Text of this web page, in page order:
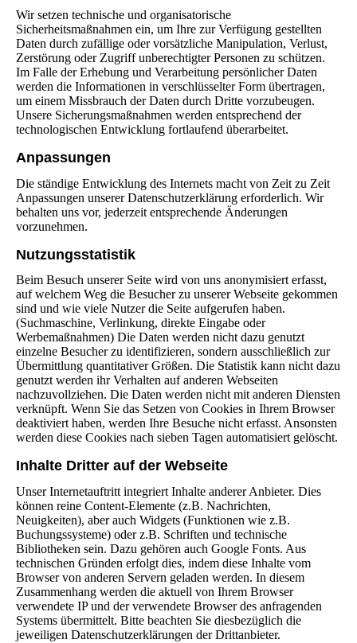
Wir setzen technische und organisatorische
Sicherheitsmaßnahmen ein, um Ihre zur Verfügung gestellten
Daten durch zufällige oder vorsätzliche Manipulation, Verlust,
Zerstörung oder Zugriff unberechtigter Personen zu schützen.
Im Falle der Erhebung und Verarbeitung persönlicher Daten
werden die Informationen in verschlüsselter Form übertragen,
um einem Missbrauch der Daten durch Dritte vorzubeugen.
Unsere Sicherungsmaßnahmen werden entsprechend der
technologischen Entwicklung fortlaufend überarbeitet.
Anpassungen
Die ständige Entwicklung des Internets macht von Zeit zu Zeit
Anpassungen unserer Datenschutzerklärung erforderlich. Wir
behalten uns vor, jederzeit entsprechende Änderungen
vorzunehmen.
Nutzungsstatistik
Beim Besuch unserer Seite wird von uns anonymisiert erfasst,
auf welchem Weg die Besucher zu unserer Webseite gekommen
sind und wie viele Nutzer die Seite aufgerufen haben.
(Suchmaschine, Verlinkung, direkte Eingabe oder
Werbemaßnahmen) Die Daten werden nicht dazu genutzt
einzelne Besucher zu identifizieren, sondern ausschließlich zur
Übermittlung quantitativer Größen. Die Statistik kann nicht dazu
genutzt werden ihr Verhalten auf anderen Webseiten
nachzuvollziehen. Die Daten werden nicht mit anderen Diensten
verknüpft. Wenn Sie das Setzen von Cookies in Ihrem Browser
deaktiviert haben, werden Ihre Besuche nicht erfasst. Ansonsten
werden diese Cookies nach sieben Tagen automatisiert gelöscht.
Inhalte Dritter auf der Webseite
Unser Internetauftritt integriert Inhalte anderer Anbieter. Dies
können reine Content-Elemente (z.B. Nachrichten,
Neuigkeiten), aber auch Widgets (Funktionen wie z.B.
Buchungssysteme) oder z.B. Schriften und technische
Bibliotheken sein. Dazu gehören auch Google Fonts. Aus
technischen Gründen erfolgt dies, indem diese Inhalte vom
Browser von anderen Servern geladen werden. In diesem
Zusammenhang werden die aktuell von Ihrem Browser
verwendete IP und der verwendete Browser des anfragenden
Systems übermittelt. Bitte beachten Sie diesbezüglich die
jeweiligen Datenschutzerklärungen der Drittanbieter.